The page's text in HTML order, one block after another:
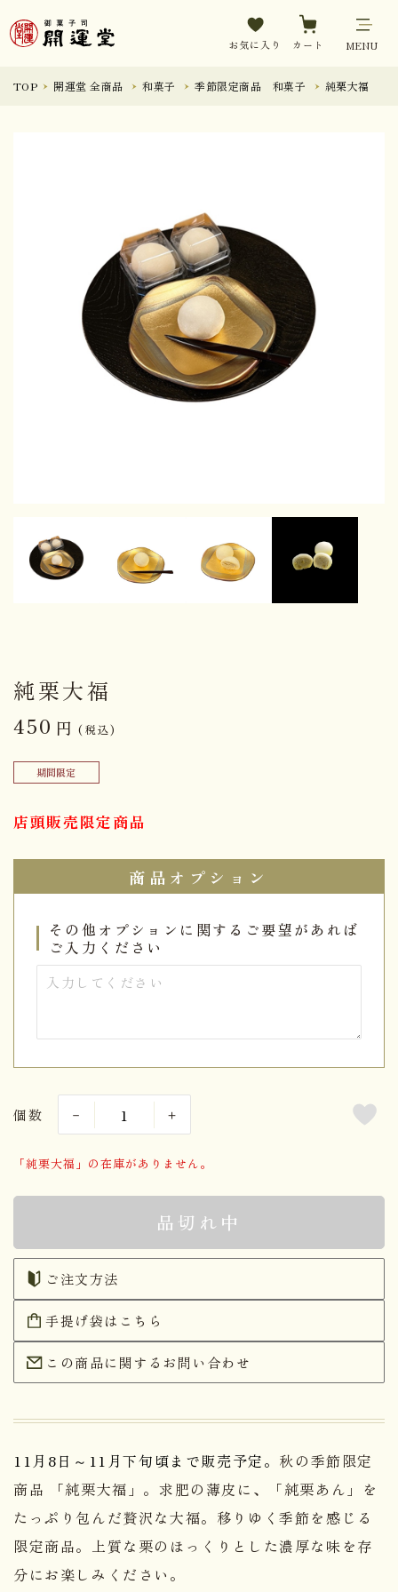
お気に入り カート MENU
TOP 開運堂 全商品 和菓子 季節限定商品 和菓子 純栗大福
純栗大福
450 円 (税込)
期間限定
店頭販売限定商品
商品オプション
その他オプションに関するご要望があれば
ご入力ください
個数
「純栗大福」の在庫がありません。
品切れ中
ご注文方法
手提げ袋はこちら
この商品に関するお問い合わせ
11月8日～11月下旬頃まで販売予定。 秋の季節限定
商品 「純栗大福」。求肥の薄皮に、「純栗あん」を
たっぷり包んだ贅沢な大福。移りゆく季節を感じる
限定商品。上質な栗のほっくりとした濃厚な味を存
分にお楽しみください。